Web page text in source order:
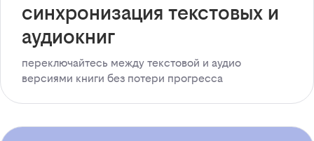
синхронизация текстовых и
аудиокниг
переключайтесь между текстовой и аудио
версиями книги без потери прогресса